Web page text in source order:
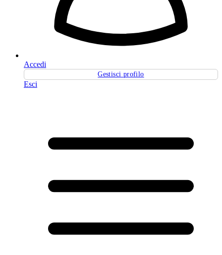
Accedi
Gestisci profilo
Esci